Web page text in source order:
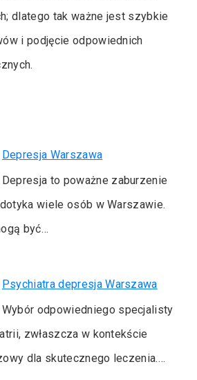
dlatego tak ważne jest szybkie
i podjęcie odpowiednich
Depresja Warszawa
Depresja to poważne zaburzenie
wiele osób w Warszawie.
być…
Psychiatra depresja Warszawa
Wybór odpowiedniego specjalisty
zwłaszcza w kontekście
dla skutecznego leczenia.…